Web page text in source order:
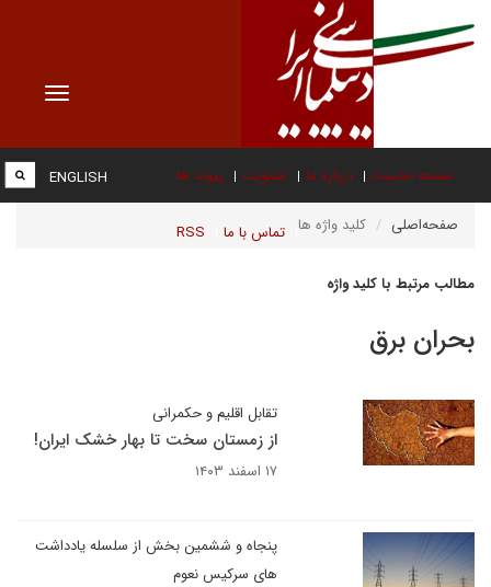
Toggle
صفحه نخست درباره ما عضویت پیوند ها
تماس با ما RSS
ENGLISH
صفحه‌اصلی کلید واژه ها
مطالب مرتبط با کلید واژه
بحران برق
تقابل اقلیم و حکمرانی
از زمستان سخت تا بهار خشک ایران!
۱۷ اسفند ۱۴۰۳
پنجاه و ششمین بخش از سلسله یادداشت
های سرکیس نعوم